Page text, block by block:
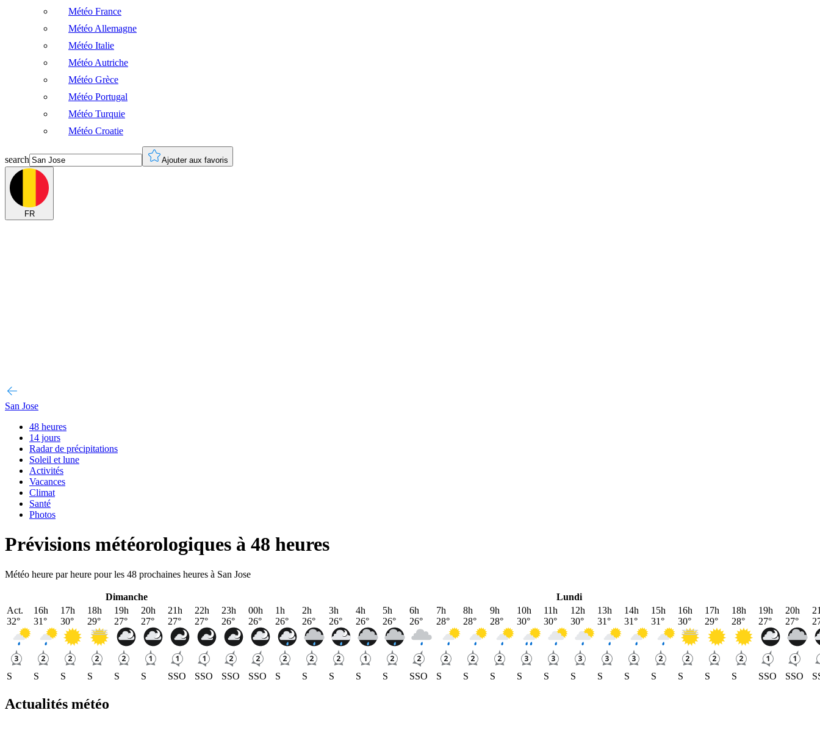
Météo France
Météo Allemagne
Météo Italie
Météo Autriche
Météo Grèce
Météo Portugal
Météo Turquie
Météo Croatie
search Ajouter aux favoris
FR
San Jose
48 heures
14 jours
Radar de précipitations
Soleil et lune
Activités
Vacances
Climat
Santé
Photos
Prévisions météorologiques à 48 heures
Météo heure par heure pour les 48 prochaines heures à San Jose
Dimanche
Lundi
Act.
32°
S
16h
31°
S
17h
30°
S
18h
29°
S
19h
27°
S
20h
27°
S
21h
27°
SSO
22h
27°
SSO
23h
26°
SSO
00h
26°
SSO
1h
26°
S
2h
26°
S
3h
26°
S
4h
26°
S
5h
26°
S
6h
26°
SSO
7h
28°
S
8h
28°
S
9h
28°
S
10h
30°
S
11h
30°
S
12h
30°
S
13h
31°
S
14h
31°
S
15h
31°
S
16h
30°
S
17h
29°
S
18h
28°
S
19h
27°
SSO
20h
27°
SSO
Actualités météo